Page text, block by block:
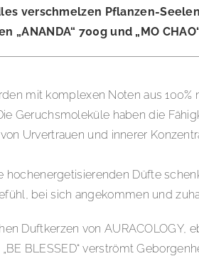
verschmelzen Pflanzen-
„ANANDA“ 700g und „MO
mit komplexen Noten aus
Geruchsmoleküle haben die
Urvertrauen und innerer
Düfte
bei sich angekommen und
Duftkerzen von
BLESSED“ verströmt